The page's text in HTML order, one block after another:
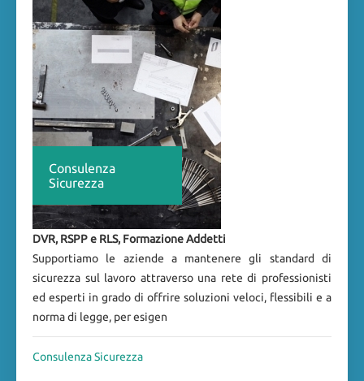
Consulenza
Sicurezza
DVR, RSPP e RLS, Formazione Addetti
Supportiamo le aziende a mantenere gli standard di
sicurezza sul lavoro attraverso una rete di professionisti
ed esperti in grado di offrire soluzioni veloci, flessibili e a
norma di legge, per esigen
Consulenza Sicurezza